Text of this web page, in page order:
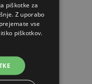
piškotke za
Z uporabo
vse
piškotkov.